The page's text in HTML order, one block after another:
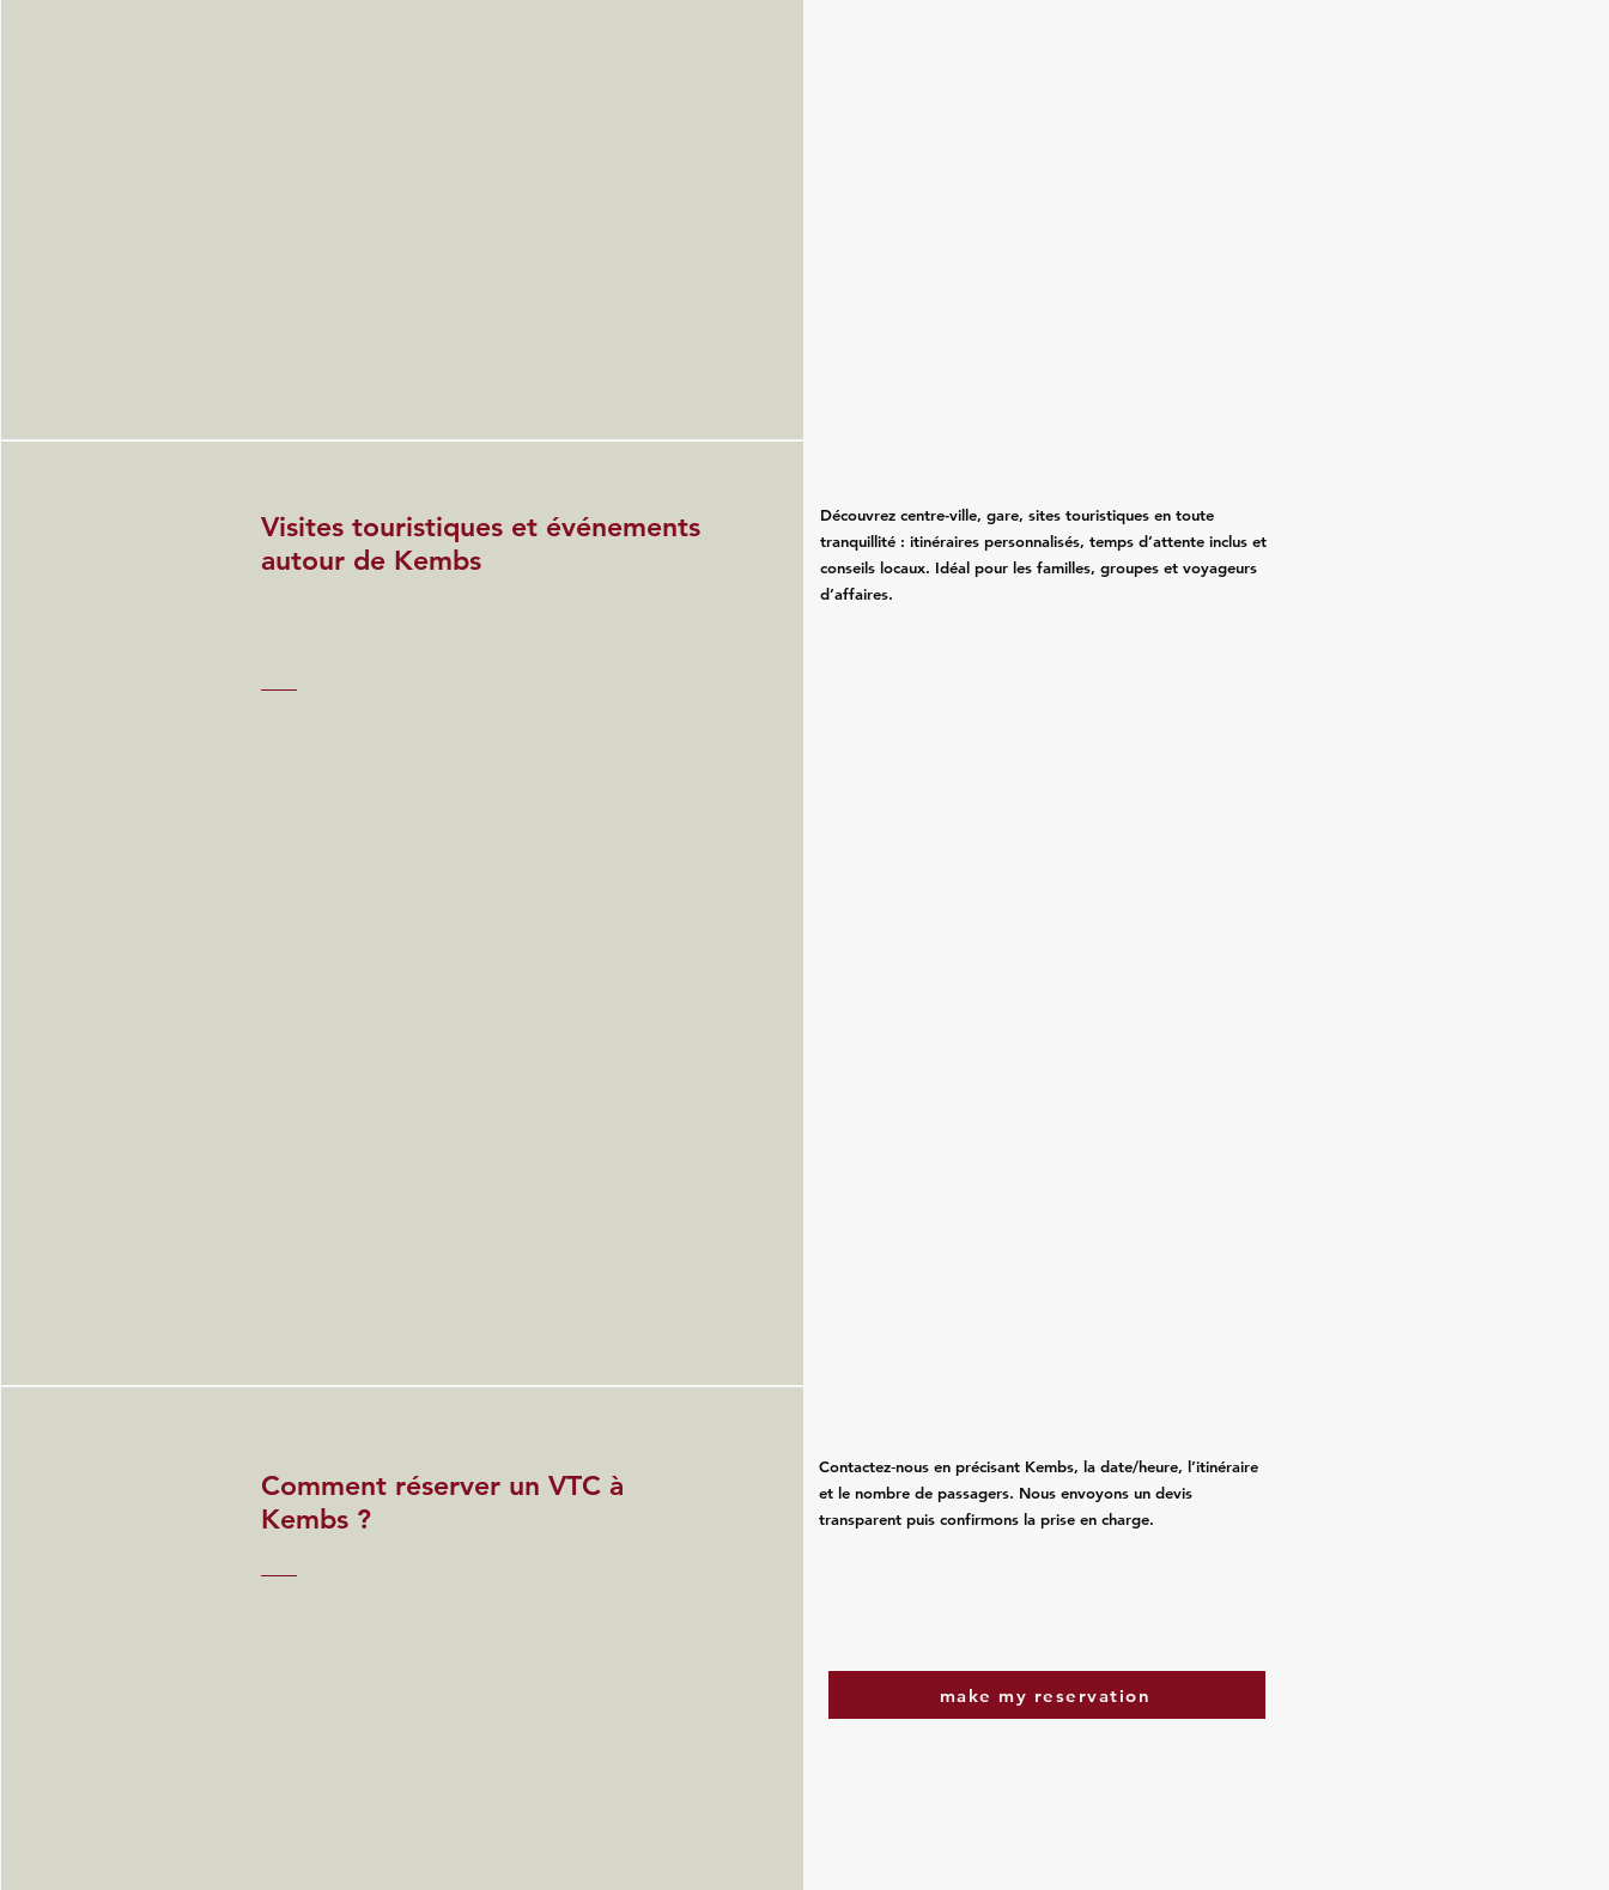
Visites touristiques et événements
autour de Kembs
Découvrez centre-ville, gare, sites touristiques en toute
tranquillité : itinéraires personnalisés, temps d’attente inclus et
conseils locaux. Idéal pour les familles, groupes et voyageurs
d’affaires.
Comment réserver un VTC à
Kembs ?
Contactez‑nous en précisant Kembs, la date/heure, l’itinéraire
et le nombre de passagers. Nous envoyons un devis
transparent puis confirmons la prise en charge.
make my reservation